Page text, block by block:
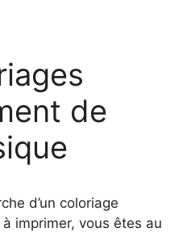
de
d’un coloriage
imprimer, vous êtes au